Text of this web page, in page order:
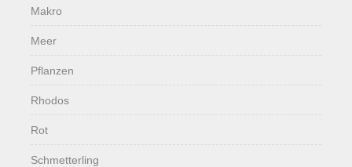
Makro
Meer
Pflanzen
Rhodos
Rot
Schmetterling